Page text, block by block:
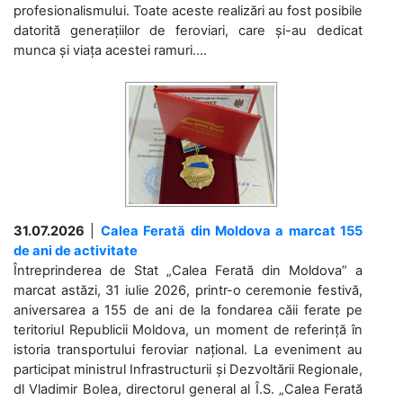
profesionalismului. Toate aceste realizări au fost posibile
datorită generațiilor de feroviari, care și-au dedicat
munca și viața acestei ramuri....
31.07.2026
Calea Ferată din Moldova a marcat 155
de ani de activitate
Întreprinderea de Stat „Calea Ferată din Moldova” a
marcat astăzi, 31 iulie 2026, printr-o ceremonie festivă,
aniversarea a 155 de ani de la fondarea căii ferate pe
teritoriul Republicii Moldova, un moment de referință în
istoria transportului feroviar național. La eveniment au
participat ministrul Infrastructurii și Dezvoltării Regionale,
dl Vladimir Bolea, directorul general al Î.S. „Calea Ferată